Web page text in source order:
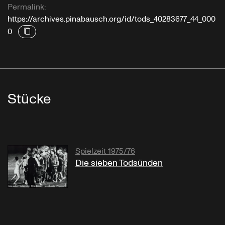
Permalink:
https://archives.pinabausch.org/id/tods_40283677_44_000
0
Stücke
Spielzeit 1975/76
Die sieben Todsünden